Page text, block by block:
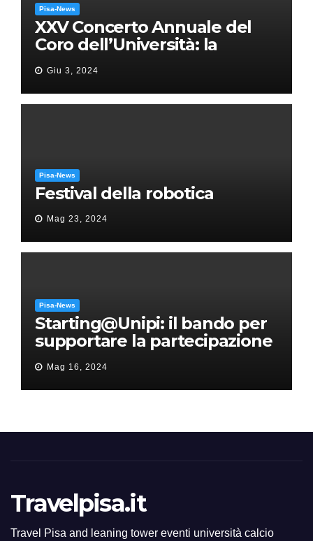
Pisa-News
XXV Concerto Annuale del
Coro dell’Università: la
“Messa in gloria” di Giacomo
Puccini
Giu 3, 2024
Pisa-News
Festival della robotica
Mag 23, 2024
Pisa-News
Starting@Unipi: il bando per
supportare la partecipazione
all’ERC Starting Grant
Mag 16, 2024
Travelpisa.it
Travel Pisa and leaning tower eventi università calcio